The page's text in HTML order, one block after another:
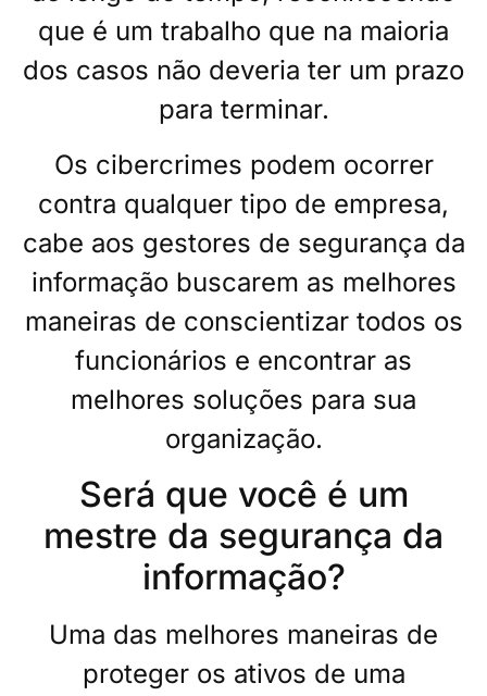
que é um trabalho que na maioria
dos casos não deveria ter um prazo
para terminar.
Os cibercrimes podem ocorrer
contra qualquer tipo de empresa,
cabe aos gestores de segurança da
informação buscarem as melhores
maneiras de conscientizar todos os
funcionários e encontrar as
melhores soluções para sua
organização.
Será que você é um
mestre da segurança da
informação?
Uma das melhores maneiras de
proteger os ativos de uma